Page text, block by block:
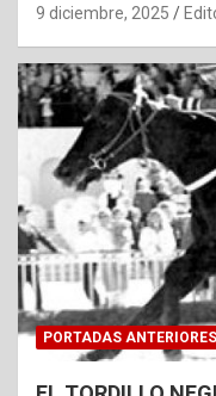
9 diciembre, 2025
PORTADAS ANTERIORES